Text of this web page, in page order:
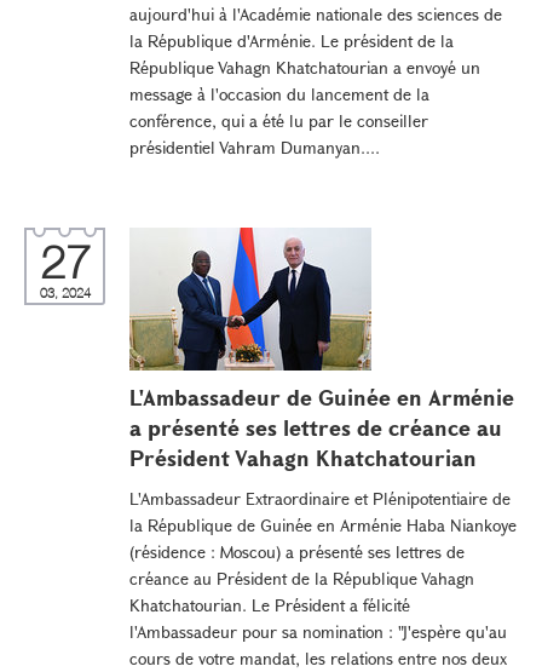
aujourd'hui à l'Académie nationale des sciences de
la République d'Arménie. Le président de la
République Vahagn Khatchatourian a envoyé un
message à l'occasion du lancement de la
conférence, qui a été lu par le conseiller
présidentiel Vahram Dumanyan....
27
03, 2024
L'Ambassadeur de Guinée en Arménie
a présenté ses lettres de créance au
Président Vahagn Khatchatourian
L'Ambassadeur Extraordinaire et Plénipotentiaire de
la République de Guinée en Arménie Haba Niankoye
(résidence : Moscou) a présenté ses lettres de
créance au Président de la République Vahagn
Khatchatourian. Le Président a félicité
l'Ambassadeur pour sa nomination : "J'espère qu'au
cours de votre mandat, les relations entre nos deux